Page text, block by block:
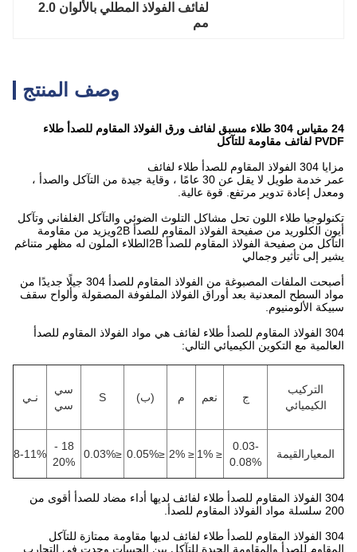
لفائف الفولاذ المطلي بالألوان 2.0
مم
وصف المنتج
24 مقياس 304 طلاء مسبق لفائف ورق الفولاذ المقاوم للصدأ طلاء
PVDF لفائف مقاومة للتآكل
مزايا 304 الفولاذ المقاوم للصدأ طلاء لفائف
عمر خدمة طويل لا يقل عن 30 عامًا ، وقاية جيدة من التآكل والصدأ ،
ومعدل إعادة تدوير مرتفع. قوة عالية.
تكنولوجيا طلاء اللون تحل مشاكل التلوث الضوئي والتآكل الغلفاني وتآكل
أيون الكلوريد من صفيحة الفولاذ المقاوم للصدأ 2Bويزيد من مقاومة
التآكل من صفيحة الفولاذ المقاوم للصدأ 2Bالطلاء الملون له مظهر متناغم
يشير إلى تأثير وجمالي
أصبحت الملفات المصبوغة من الفولاذ المقاوم للصدأ 304 جيلًا جديدًا من
مواد السطح المعدنية بعد أوراق الفولاذ الملفوفة المصقولة وألواح سقف
سبيكة الألومنيوم.
304 الفولاذ المقاوم للصدأ طلاء لفائف هي مواد الفولاذ المقاوم للصدأ
العالمية مع التكوين الكيميائي التالي:
التركيب
الكيميائي
ج نعم م (ب) S
سي
سي
نـي
المعيارالقيمة
0.03-
0.08%
≤ 1%
≤ 2%
≤0.05%
≤0.03%
18 -
20%
8-11%
304 الفولاذ المقاوم للصدأ طلاء لفائف لديها أداء مضاد للصدأ أقوى من
200 سلسلة مواد الفولاذ المقاوم للصدأ.
304 الفولاذ المقاوم للصدأ طلاء لفائف لديها مقاومة ممتازة للتآكل
المقاوم للصدأ والمقاومة الجيدة للتآكل بين الحبيبات.وجدت في التجارب